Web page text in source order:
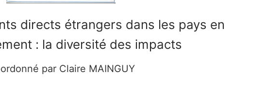
directs étrangers dans les pays en
: la diversité des impacts
par Claire MAINGUY